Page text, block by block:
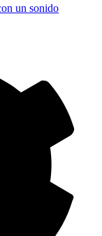
un sonido